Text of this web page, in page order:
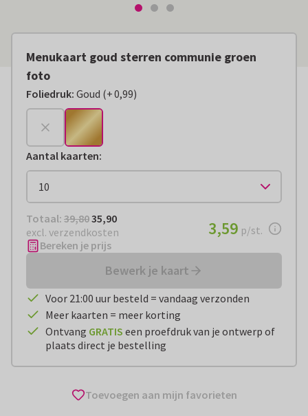
Menukaart goud sterren communie groen
foto
Foliedruk: Goud (
+€ 0,99
+0,99)
Aantal kaarten:
Totaal: € 35,90
Totaal: 39,8035,90
excl. verzendkosten
€ 3,59per stuk
3,59 p/st.
Bereken je prijs
Bewerk je kaart
Voor 21:00 uur besteld = vandaag verzonden
Meer kaarten = meer korting
Ontvang GRATIS een proefdruk van je ontwerp of
plaats direct je bestelling
Toevoegen aan mijn favorieten